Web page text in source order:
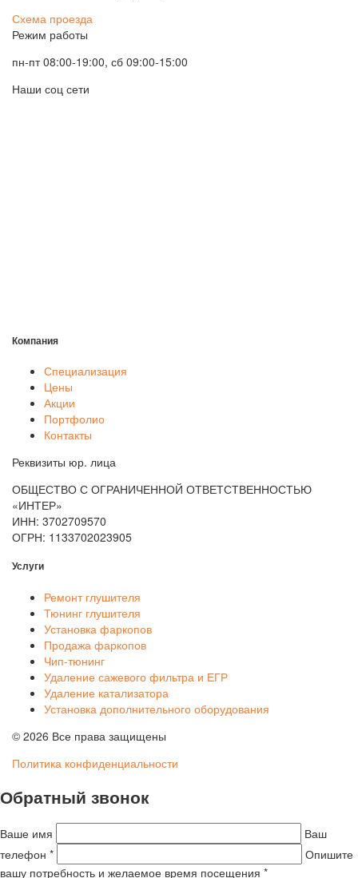
Схема проезда
Режим работы
пн-пт 08:00-19:00, сб 09:00-15:00
Наши соц сети
Компания
Специализация
Цены
Акции
Портфолио
Контакты
Реквизиты юр. лица
ОБЩЕСТВО С ОГРАНИЧЕННОЙ ОТВЕТСТВЕННОСТЬЮ
«ИНТЕР»
ИНН: 3702709570
ОГРН: 1133702023905
Услуги
Ремонт глушителя
Тюнинг глушителя
Установка фаркопов
Продажа фаркопов
Чип-тюнинг
Удаление сажевого фильтра и ЕГР
Удаление катализатора
Установка дополнительного оборудования
© 2026 Все права защищены
Политика конфиденциальности
Обратный звонок
Ваше имя
Ваш
телефон *
Опишите
вашу потребность и желаемое время посещения *